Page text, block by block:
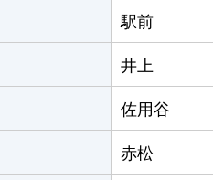
駅前
井上
佐用谷
赤松